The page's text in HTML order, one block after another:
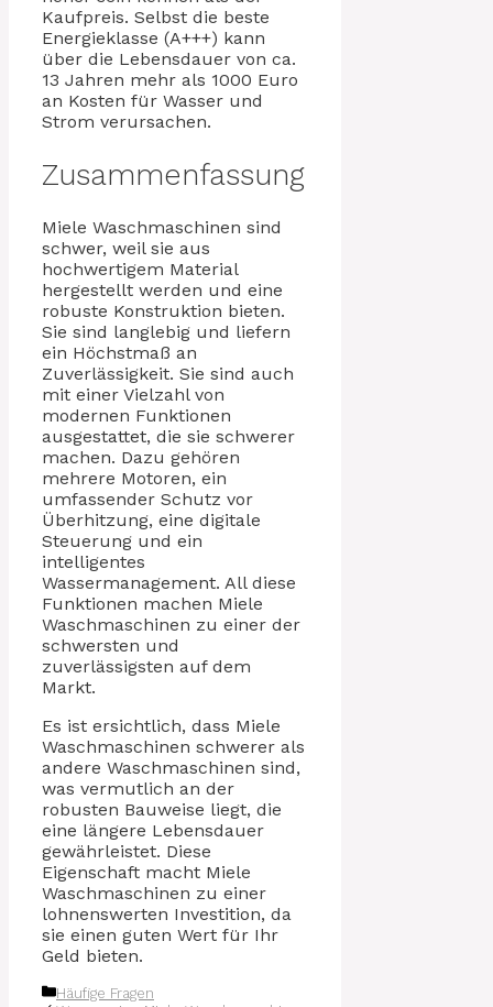
Kaufpreis. Selbst die beste
Energieklasse (A+++) kann
über die Lebensdauer von ca.
13 Jahren mehr als 1000 Euro
an Kosten für Wasser und
Strom verursachen.
Zusammenfassung
Miele Waschmaschinen sind
schwer, weil sie aus
hochwertigem Material
hergestellt werden und eine
robuste Konstruktion bieten.
Sie sind langlebig und liefern
ein Höchstmaß an
Zuverlässigkeit. Sie sind auch
mit einer Vielzahl von
modernen Funktionen
ausgestattet, die sie schwerer
machen. Dazu gehören
mehrere Motoren, ein
umfassender Schutz vor
Überhitzung, eine digitale
Steuerung und ein
intelligentes
Wassermanagement. All diese
Funktionen machen Miele
Waschmaschinen zu einer der
schwersten und
zuverlässigsten auf dem
Markt.
Es ist ersichtlich, dass Miele
Waschmaschinen schwerer als
andere Waschmaschinen sind,
was vermutlich an der
robusten Bauweise liegt, die
eine längere Lebensdauer
gewährleistet. Diese
Eigenschaft macht Miele
Waschmaschinen zu einer
lohnenswerten Investition, da
sie einen guten Wert für Ihr
Geld bieten.
Kategorien
Häufige Fragen